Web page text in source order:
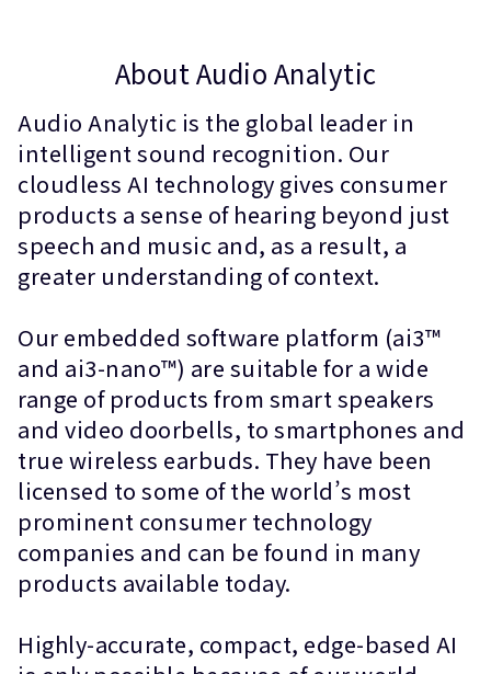
About Audio Analytic
Audio Analytic is the global leader in
intelligent sound recognition. Our
cloudless AI technology gives consumer
products a sense of hearing beyond just
speech and music and, as a result, a
greater understanding of context.
Our embedded software platform (ai3™
and ai3-nano™) are suitable for a wide
range of products from smart speakers
and video doorbells, to smartphones and
true wireless earbuds. They have been
licensed to some of the world’s most
prominent consumer technology
companies and can be found in many
products available today.
Highly-accurate, compact, edge-based AI